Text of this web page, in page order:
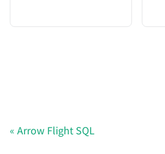
Arrow Flight SQL